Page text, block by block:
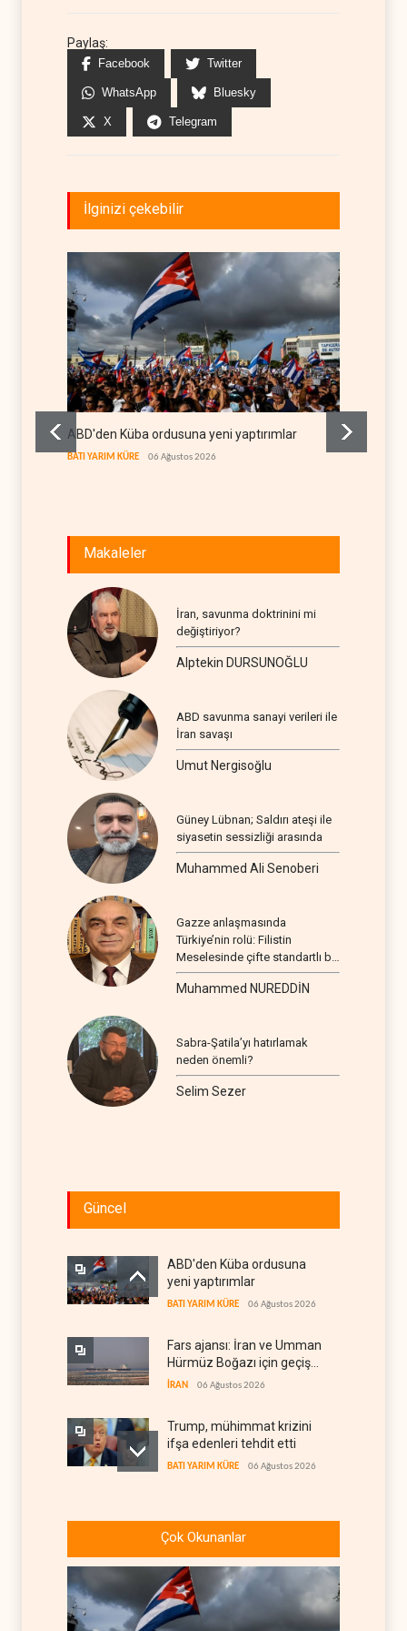
Paylaş:
Facebook Twitter
WhatsApp Bluesky
X Telegram
İlginizi çekebilir
ABD'den Küba ordusuna yeni yaptırımlar
BATI YARIM KÜRE 06 Ağustos 2026
Makaleler
İran, savunma doktrinini mi
değiştiriyor?
Alptekin DURSUNOĞLU
ABD savunma sanayi verileri ile
İran savaşı
Umut Nergisoğlu
Güney Lübnan; Saldırı ateşi ile
siyasetin sessizliği arasında
Muhammed Ali Senoberi
Gazze anlaşmasında
Türkiye’nin rolü: Filistin
Meselesinde çifte standartlı bir
seyir
Muhammed NUREDDİN
Sabra-Şatila’yı hatırlamak
neden önemli?
Selim Sezer
Güncel
ABD'den Küba ordusuna
yeni yaptırımlar
BATI YARIM KÜRE 06 Ağustos 2026
Fars ajansı: İran ve Umman
Hürmüz Boğazı için geçiş
koridorlarında anlaştı
İRAN 06 Ağustos 2026
Trump, mühimmat krizini
ifşa edenleri tehdit etti
BATI YARIM KÜRE 06 Ağustos 2026
Şeria'da işgalci
yerleşimcilere cezasızlık
sağladı
İsrail, beyin göçünde rekora
koşuyor
İSRAİL
Çok Okunanlar